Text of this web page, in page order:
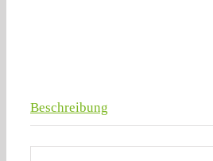
Beschreibung